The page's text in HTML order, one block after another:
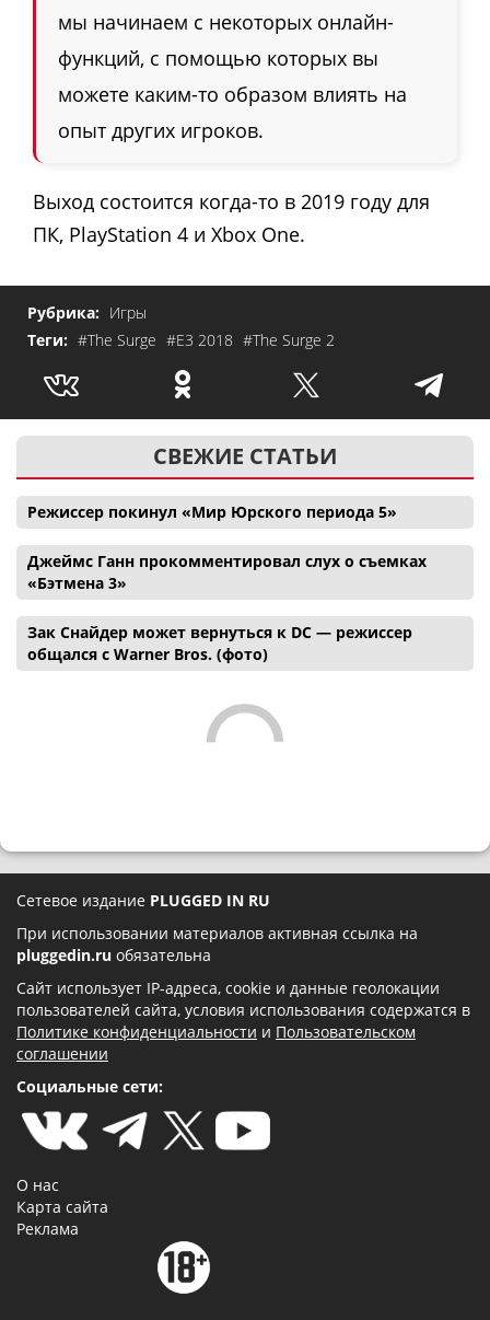
мы начинаем с некоторых онлайн-
функций, с помощью которых вы
можете каким-то образом влиять на
опыт других игроков.
Выход состоится когда-то в 2019 году для
ПК, PlayStation 4 и Xbox One.
Рубрика: Игры
Теги: #The Surge #E3 2018 #The Surge 2
СВЕЖИЕ СТАТЬИ
Режиссер покинул «Мир Юрского периода 5»
Джеймс Ганн прокомментировал слух о съемках
«Бэтмена 3»
Зак Снайдер может вернуться к DC — режиссер
общался с Warner Bros. (фото)
Сетевое издание PLUGGED IN RU
При использовании материалов активная ссылка на
pluggedin.ru обязательна
Сайт использует IP-адреса, cookie и данные геолокации
пользователей сайта, условия использования содержатся в
Политике конфиденциальности и Пользовательском
соглашении
Социальные сети:
О нас
Карта сайта
Реклама